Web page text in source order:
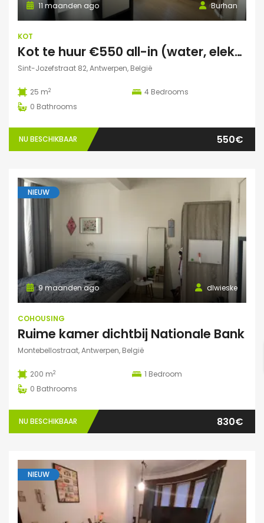
Burhan
11 maanden ago
KOT
Kot te huur €550 all-in (water, elektriciteit, wifi incl)
Sint-Jozefstraat 82, Antwerpen, België
25 m2 4 Bedrooms
0 Bathrooms
NU BESCHIKBAAR 550€
NIEUW
dlwieske
9 maanden ago
COHOUSING
Ruime kamer dichtbij Nationale Bank
Montebellostraat, Antwerpen, België
200 m2 1 Bedroom
0 Bathrooms
NU BESCHIKBAAR 830€
NIEUW